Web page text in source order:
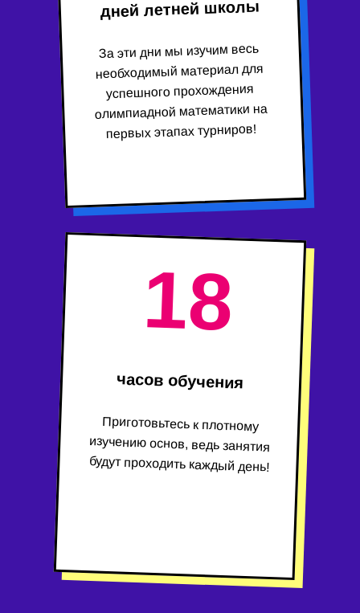
За эти дни мы изучим весь
необходимый материал для
успешного прохождения
олимпиадной математики на
первых этапах турниров!
Приготовьтесь к плотному
изучению основ, ведь занятия
будут проходить каждый день!
дней летней школы
часов обучения
18